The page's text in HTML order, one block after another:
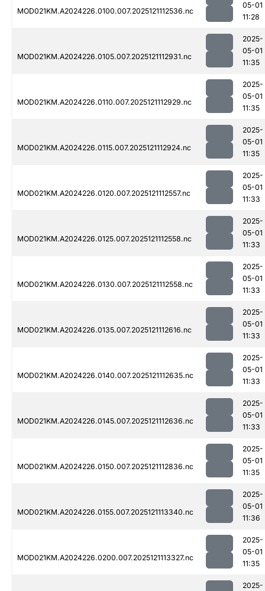
MOD021KM.A2024226.0100.007.2025121112536.nc
05-01
11:28
MOD021KM.A2024226.0105.007.2025121112931.nc
2025-
05-01
11:35
MOD021KM.A2024226.0110.007.2025121112929.nc
2025-
05-01
11:35
MOD021KM.A2024226.0115.007.2025121112924.nc
2025-
05-01
11:35
MOD021KM.A2024226.0120.007.2025121112557.nc
2025-
05-01
11:33
MOD021KM.A2024226.0125.007.2025121112558.nc
2025-
05-01
11:33
MOD021KM.A2024226.0130.007.2025121112558.nc
2025-
05-01
11:33
MOD021KM.A2024226.0135.007.2025121112616.nc
2025-
05-01
11:33
MOD021KM.A2024226.0140.007.2025121112635.nc
2025-
05-01
11:33
MOD021KM.A2024226.0145.007.2025121112636.nc
2025-
05-01
11:33
MOD021KM.A2024226.0150.007.2025121112836.nc
2025-
05-01
11:35
MOD021KM.A2024226.0155.007.2025121113340.nc
2025-
05-01
11:36
MOD021KM.A2024226.0200.007.2025121113327.nc
2025-
05-01
11:35
2025-